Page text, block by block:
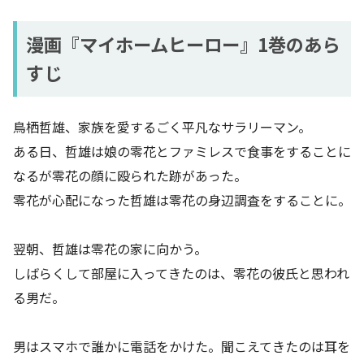
漫画『マイホームヒーロー』1巻のあら
すじ
鳥栖哲雄、家族を愛するごく平凡なサラリーマン。
ある日、哲雄は娘の零花とファミレスで食事をすることに
なるが零花の顔に殴られた跡があった。
零花が心配になった哲雄は零花の身辺調査をすることに。
翌朝、哲雄は零花の家に向かう。
しばらくして部屋に入ってきたのは、零花の彼氏と思われ
る男だ。
男はスマホで誰かに電話をかけた。聞こえてきたのは耳を